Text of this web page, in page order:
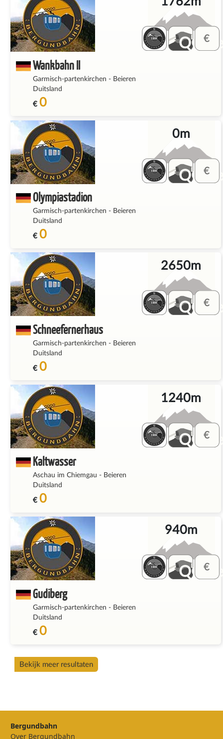
Wankbahn II
Garmisch-partenkirchen - Beieren
Duitsland
€ 0
Olympiastadion
Garmisch-partenkirchen - Beieren
Duitsland
€ 0
0m
Schneefernerhaus
Garmisch-partenkirchen - Beieren
Duitsland
€ 0
2650m
Kaltwasser
Aschau im Chiemgau - Beieren
Duitsland
€ 0
1240m
Gudiberg
Garmisch-partenkirchen - Beieren
Duitsland
€ 0
940m
Bekijk meer resultaten
Bergundbahn
Over Bergundbahn